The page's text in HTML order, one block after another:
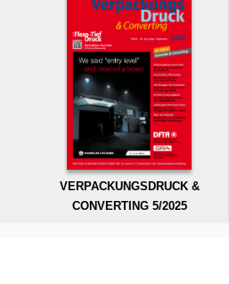
VERPACKUNGSDRUCK &
CONVERTING 5/2025